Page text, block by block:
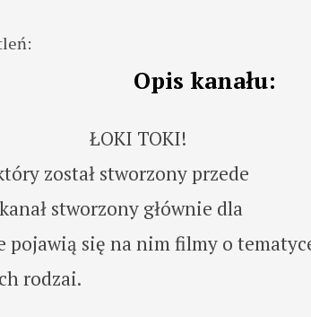
Opis kanału:
ŁOKI TOKI!
został stworzony przede
stworzony głównie dla
się na nim filmy o
rodzai.